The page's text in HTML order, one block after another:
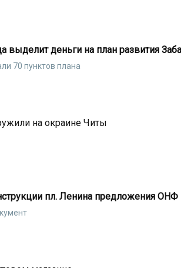
деньги на план развития
70 пунктов плана
на окраине Читы
пл. Ленина предложения ОНФ